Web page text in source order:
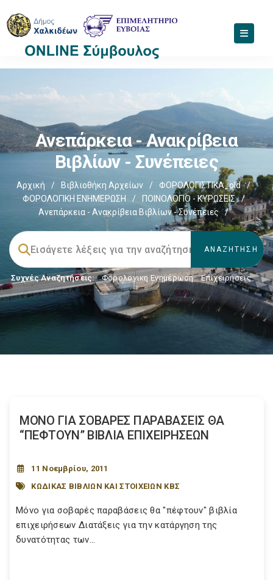
Ανεπάρκεια - Ανακρίβεια
Βιβλίων - Συνέπειες
Αρχική / Βιβλιοθήκη Αρχείων / ΦΟΡΟΛΟΓΙΣΤΙΚΑ_old
/
ΦΟΡΟΛΟΓΙΚΗ ΕΝΗΜΕΡΩΣΗ
/ ΠΟΙΝΟΛΟΓΙΟ - ΚΥΡΩΣΕΙΣ
/
Ανεπάρκεια - Ανακρίβεια Βιβλίων - Συνέπειες
/
Συχνές Αναζητήσεις: Φορολογικη Ενημέρωση, Επιχειρήσεις
ΜΟΝΟ ΓΙΑ ΣΟΒΑΡΕΣ ΠΑΡΑΒΑΣΕΙΣ ΘΑ
“ΠΕΦΤΟΥΝ” ΒΙΒΛΙΑ ΕΠΙΧΕΙΡΗΣΕΩΝ
11 Νοεμβρίου, 2011
ΚΩΔΙΚΑΣ ΒΙΒΛΙΩΝ ΚΑΙ ΣΤΟΙΧΕΙΩΝ ΚΒΣ
Μόνο για σοβαρές παραβάσεις θα "πέφτουν" βιβλία
επιχειρήσεων Διατάξεις για την κατάργηση της
δυνατότητας των...